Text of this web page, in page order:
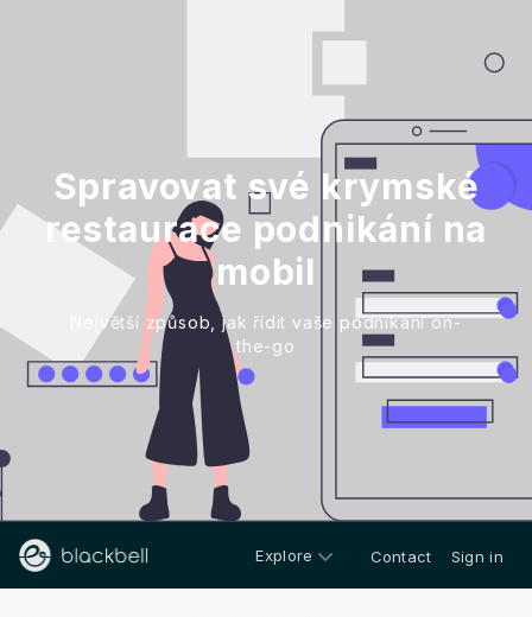
Spravovat své krymské
restaurace podnikání na
mobil
Největší způsob, jak řídit vaše podnikání on-
the-go
Explore Contact Sign in